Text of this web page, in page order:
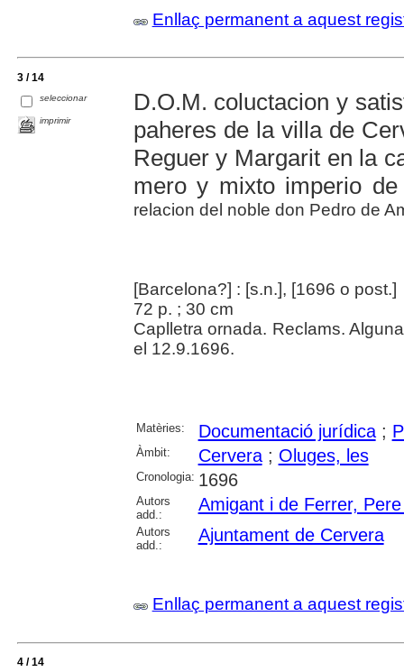
Enllaç permanent a aquest
3 / 14
seleccionar
imprimir
D.O.M. coluctacion y
paheres de la villa de
Reguer y Margarit en la
mero y mixto imperio
relacion del noble don Pedro de
[Barcelona?] : [s.n.], [1696 o post.]
72 p. ; 30 cm
Caplletra ornada. Reclams.
el 12.9.1696.
Matèries: Documentació jurídica;
Àmbit: Cervera; Oluges, les
Cronologia: 1696
Autors
add.:
Amigant i de Ferrer,
Autors
add.:
Ajuntament de Cervera
Enllaç permanent a aquest
4 / 14